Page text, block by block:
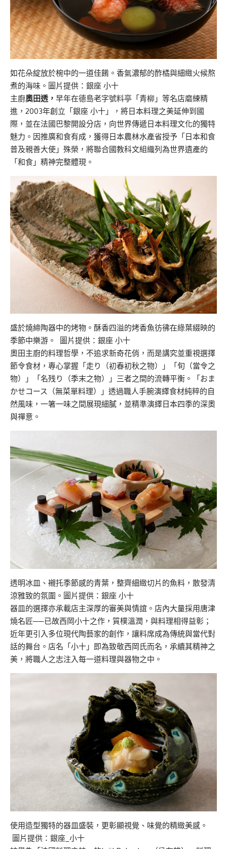
如花朵綻放於椀中的一道佳餚。香氣濃郁的酢橘與細緻火候熬
煮的海味。圖片提供：銀座 小十
主廚奧田透， 早年在德島老字號料亭「青柳」等名店磨練精
進，2003年創立「銀座 小十」，將日本料理之美延伸到國
際，並在法國巴黎開設分店，向世界傳遞日本料理文化的獨特
魅力。因推廣和食有成，獲得日本農林水產省授予「日本和食
普及親善大使」殊榮，將聯合國教科文組織列為世界遺產的
「和食」精神完整體現。
盛於燒締陶器中的烤物。酥香四溢的烤香魚彷彿在綠葉綴映的
季節中樂游。 圖片提供：銀座 小十
奧田主廚的料理哲學，不追求新奇花俏，而是講究並重視選擇
節令食材，專心掌握「走り（初春初秋之物）」「旬（當令之
物）」「名残り（季末之物）」三者之間的流轉平衡。「おま
かせコース（無菜單料理）」透過職人手腕演繹食材純粹的自
然風味，一箸一味之間展現細膩，並精準演繹日本四季的深奧
與禪意。
透明冰皿、襯托季節感的青葉，整齊細緻切片的魚料，散發清
涼雅致的氛圍。圖片提供：銀座 小十
器皿的選擇亦承載店主深厚的審美與情誼。店內大量採用唐津
燒名匠──已故西岡小十之作，質樸溫潤，與料理相得益彰；
近年更引入多位現代陶藝家的創作，讓料席成為傳統與當代對
話的舞台。店名「小十」即為致敬西岡氏而名，承續其精神之
美，將職人之志注入每一道料理與器物之中。
使用造型獨特的器皿盛裝，更彰顯視覺、味覺的精緻美感。
圖片提供：銀座_小十